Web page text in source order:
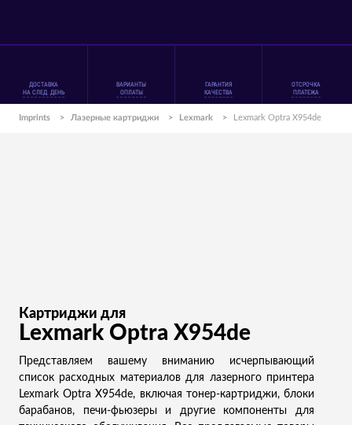
ДОСТАВКА
НА СЛЕД. ДЕНЬ
ВАРИАНТЫ
ОПЛАТЫ
ГАРАНТИЯ
КАЧЕСТВА
ОТСРОЧКА
ПЛАТЕЖА
Imprints > Лазерные картриджи > Lexmark > Lexmark Optra X954de
Картриджи для
Lexmark Optra X954de
Представляем вашему вниманию исчерпывающий
список расходных материалов для лазерного принтера
Lexmark Optra X954de, включая тонер-картриджи, блоки
барабанов, печи-фьюзеры и другие компоненты для